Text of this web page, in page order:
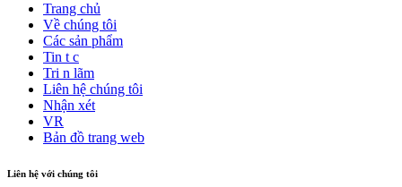
Trang chủ
Về chúng tôi
Các sản phẩm
Tin t c
Tri n lãm
Liên hệ chúng tôi
Nhận xét
VR
Bản đồ trang web
Liên hệ với chúng tôi